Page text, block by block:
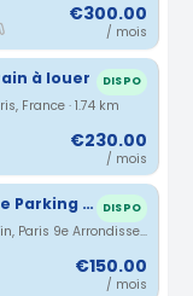
€300.00
/ mois
à louer DISPO
France · 1.74 km
€230.00
/ mois
Location Grande Place de Parking PARIS 75009 DISPO
58 bis Rue de la Chaussée d'Antin, Paris 9e Arrondissement, Île-de-France, France · 1.76 km
€150.00
/ mois